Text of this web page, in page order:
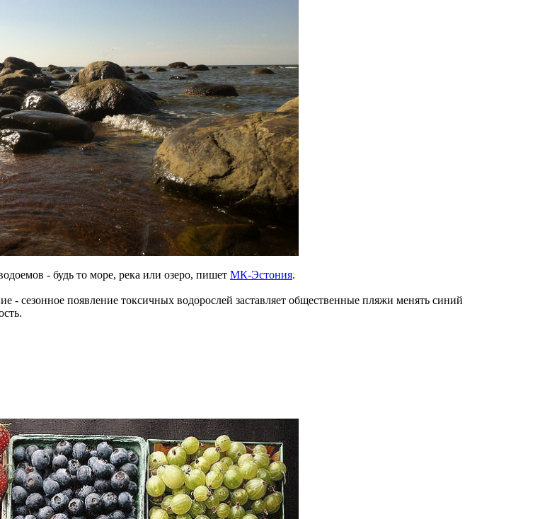
- будь то море, река или озеро, пишет МК-Эстония.
- сезонное появление токсичных водорослей заставляет общественные пляжи менять синий